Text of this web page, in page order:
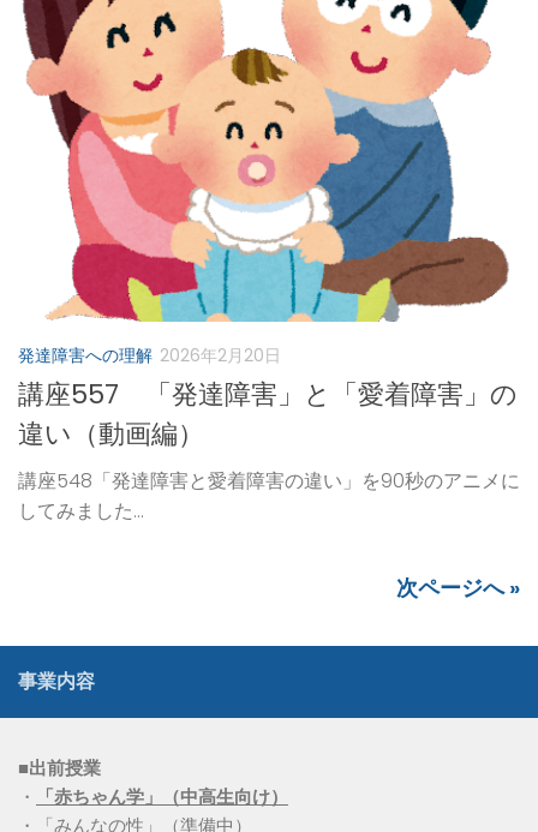
発達障害への理解 2026年2月20日
講座557 「発達障害」と「愛着障害」の
違い（動画編）
講座548「発達障害と愛着障害の違い」を90秒のアニメに
してみました...
次ページへ »
事業内容
■出前授業
・
「赤ちゃん学」（中高生向け）
・「みんなの性」（準備中）